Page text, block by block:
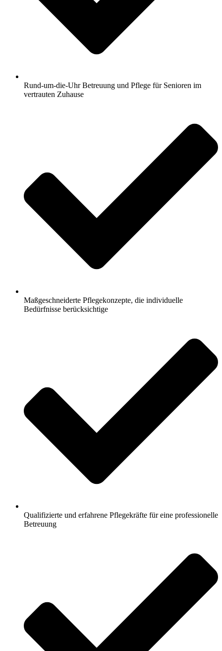
Rund-um-die-Uhr Betreuung und Pflege für Senioren im
vertrauten Zuhause
Maßgeschneiderte Pflegekonzepte, die individuelle
Bedürfnisse berücksichtige
Qualifizierte und erfahrene Pflegekräfte für eine professionelle
Betreuung